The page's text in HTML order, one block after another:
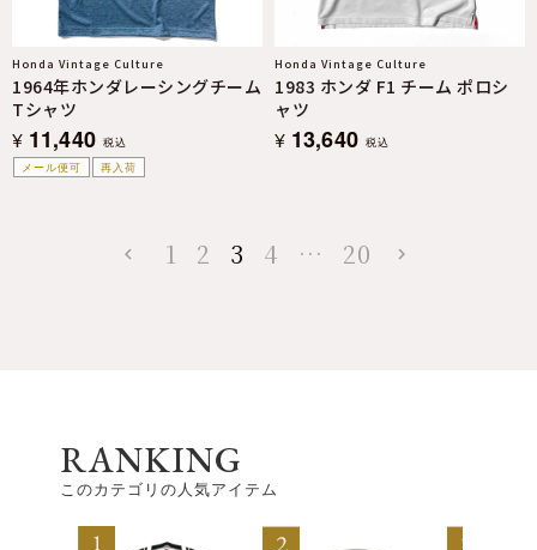
メール便可 再入荷
Honda Vintage Culture
1964年ホンダレーシングチーム
Tシャツ
¥ 11,440 税込
Honda Vintage Culture
1983 ホンダ F1 チーム ポロシ
ャツ
¥ 13,640 税込
1 2 3 4 … 20
RANKING
このカテゴリの人気アイテム